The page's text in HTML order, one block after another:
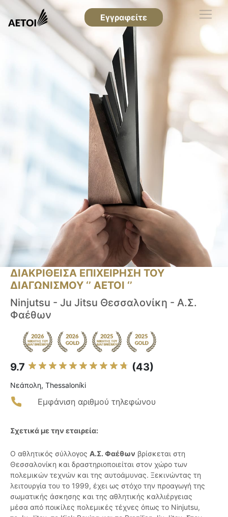
Εγγραφείτε
ΔΙΑΚΡΙΘΕΙΣΑ ΕΠΙΧΕΙΡΗΣΗ ΤΟΥ
ΔΙΑΓΩΝΙΣΜΟΥ ‘’ ΑΕΤΟΙ ‘’
Ninjutsu - Ju Jitsu Θεσσαλονίκη - Α.Σ.
Φαέθων
9.7 (43)
Νεάπολη, Thessaloníki
Εμφάνιση αριθμού τηλεφώνου
Σχετικά με την εταιρεία:
Ο αθλητικός σύλλογος Α.Σ. Φαέθων βρίσκεται στη
Θεσσαλονίκη και δραστηριοποιείται στον χώρο των
πολεμικών τεχνών και της αυτοάμυνας. Ξεκινώντας τη
λειτουργία του το 1999, έχει ως στόχο την προαγωγή της
σωματικής άσκησης και της αθλητικής καλλιέργειας
μέσα από ποικίλες πολεμικές τέχνες όπως το Ninjutsu,